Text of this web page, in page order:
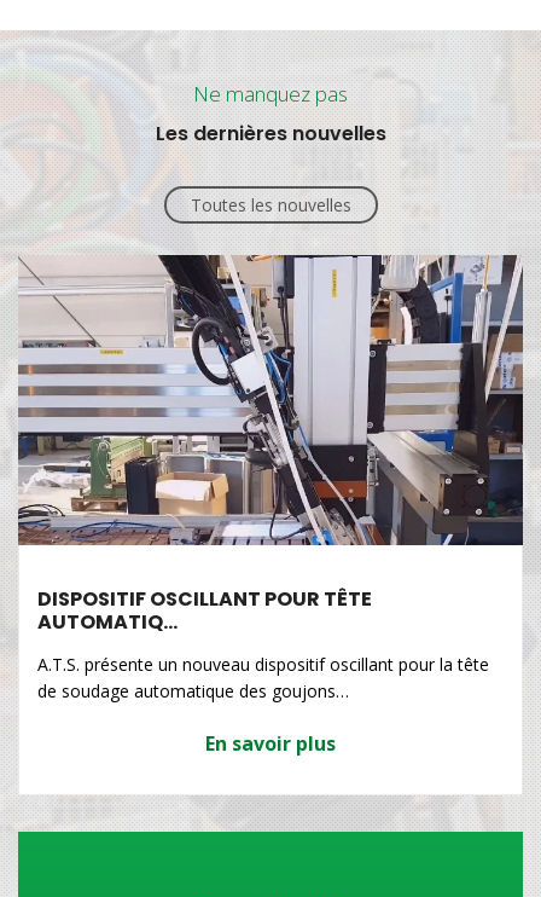
Ne manquez pas
Les dernières nouvelles
Toutes les nouvelles
DISPOSITIF OSCILLANT POUR TÊTE
AUTOMATIQ…
A.T.S. présente un nouveau dispositif oscillant pour la tête
de soudage automatique des goujons…
En savoir plus